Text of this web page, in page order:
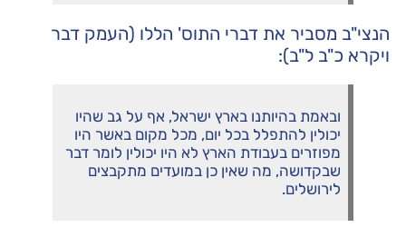
הנצי"ב מסביר את דברי התוס' הללו (העמק דבר
ויקרא כ"ב ל"ב):
ובאמת בהיותנו בארץ ישראל, אף על גב שהיו
יכולין להתפלל בכל יום, מכל מקום באשר היו
מפוזרים בעבודת הארץ לא היו יכולין לומר דבר
שבקדושה, מה שאין כן במועדים מתקבצים
לירושלים.